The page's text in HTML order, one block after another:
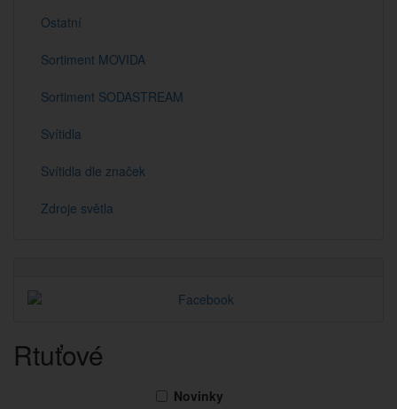
Ostatní
Sortiment MOVIDA
Sortiment SODASTREAM
Svítidla
Svítidla dle značek
Zdroje světla
Rtuťové
Novinky